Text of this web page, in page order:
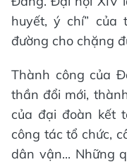
huyết, ý chí” của
đường cho chặng
Thành công của
thần đổi mới,
của đại đoàn kết
công tác tổ chức,
dân vận... Những